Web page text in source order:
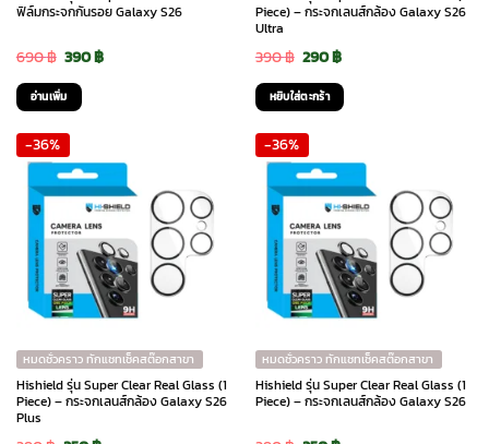
ฟิล์มกระจกกันรอย Galaxy S26
690฿ Original
price
was:
390฿Current
อ่านเพิ่ม
Piece) – กระจกเลนส์กล้อง Galaxy S26
Ultra
390฿ Original
price
was:
290฿Current
price
is:
หยิบใส่ตะกร้า
-36%
หมดชั่วคราว ทักแชทเช็คสต๊อกสาขา
Hishield รุ่น Super Clear Real Glass (1
Piece) – กระจกเลนส์กล้อง Galaxy S26
Plus
-36%
หมดชั่วคราว ทักแชทเช็คสต๊อกสาขา
Hishield รุ่น Super Clear Real Glass (1
Piece) – กระจกเลนส์กล้อง Galaxy S26